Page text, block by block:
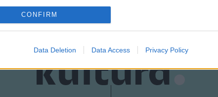
allow Google to enable storage related to advertising like cookies on
identifiers in apps.
allow Google to send me personalized advertising.
CONFIRM
Data Deletion Data Access Privacy Policy